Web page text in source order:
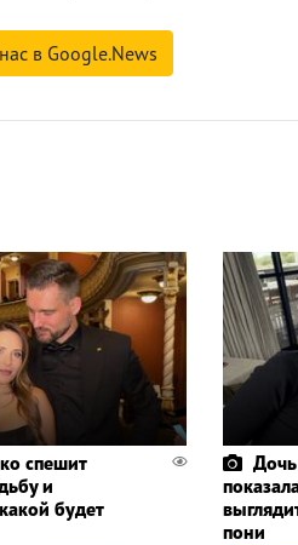
в Google.News
спешит
и
будет
пони